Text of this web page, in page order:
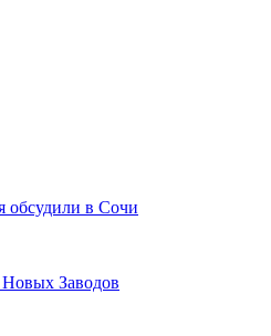
обсудили в Сочи
Заводов